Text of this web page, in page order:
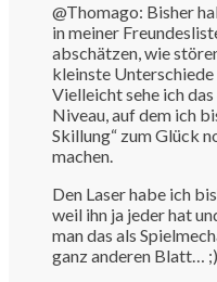
@Thomago: Bisher
in meiner
abschätzen, wie
kleinste
Vielleicht sehe ich
Niveau, auf dem ich
Skillung“ zum Glück
machen.
Den Laser habe ich
weil ihn ja jeder hat
man das als
ganz anderen Blatt… ;)